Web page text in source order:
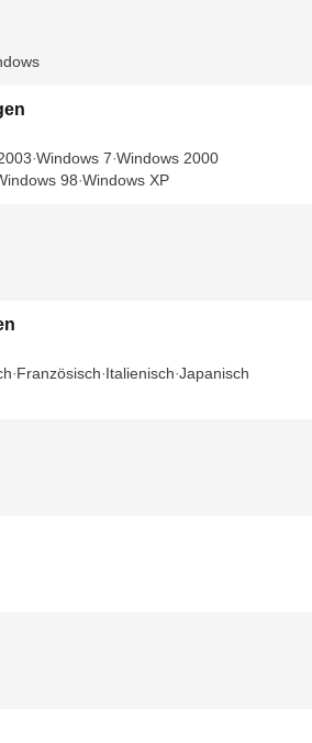
Windows 7 Windows 2000
98 Windows XP
Französisch Italienisch Japanisch